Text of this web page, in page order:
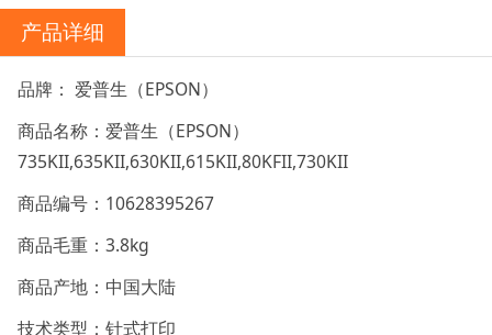
产品详细
品牌： 爱普生（EPSON）
商品名称：爱普生（EPSON）
735KII,635KII,630KII,615KII,80KFII,730KII
商品编号：10628395267
商品毛重：3.8kg
商品产地：中国大陆
技术类型：针式打印